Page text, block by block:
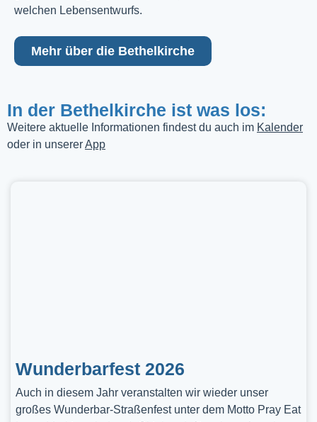
welchen Lebensentwurfs.
Mehr über die Bethelkirche
In der Bethelkirche ist was los:
Weitere aktuelle Informationen findest du auch im Kalender
oder in unsererApp
Wunderbarfest 2026
Auch in diesem Jahr veranstalten wir wieder unser
großes Wunderbar-Straßenfest unter dem Motto Pray Eat